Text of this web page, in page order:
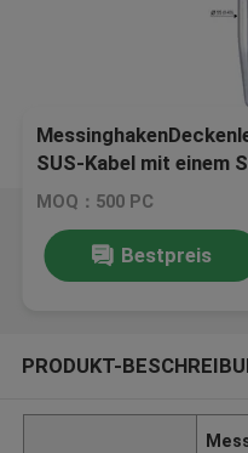
SUS-Kabel mit einem
MOQ：500 PC
Bestpreis
PRODUKT-